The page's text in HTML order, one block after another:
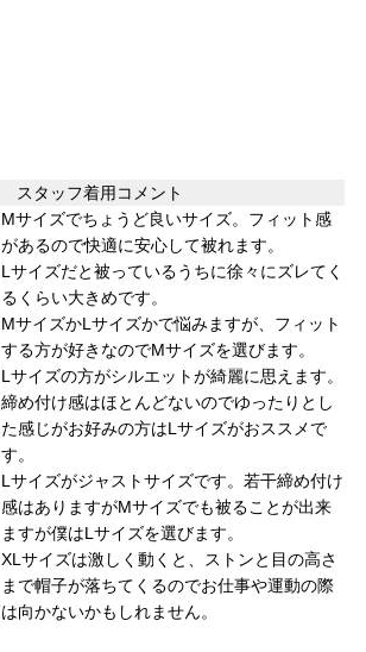
スタッフ着用コメント
Mサイズでちょうど良いサイズ。フィット感
があるので快適に安心して被れます。
Lサイズだと被っているうちに徐々にズレてく
るくらい大きめです。
MサイズかLサイズかで悩みますが、フィット
する方が好きなのでMサイズを選びます。
Lサイズの方がシルエットが綺麗に思えます。
締め付け感はほとんどないのでゆったりとし
た感じがお好みの方はLサイズがおススメで
す。
Lサイズがジャストサイズです。若干締め付け
感はありますがMサイズでも被ることが出来
ますが僕はLサイズを選びます。
XLサイズは激しく動くと、ストンと目の高さ
まで帽子が落ちてくるのでお仕事や運動の際
は向かないかもしれません。